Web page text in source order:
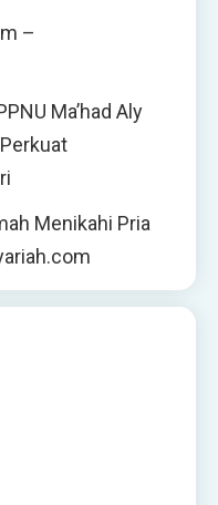
–
Ma’had Aly
Menikahi Pria